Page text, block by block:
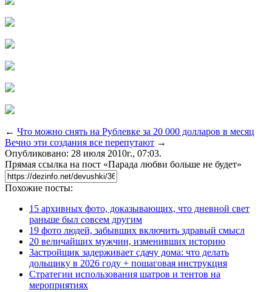
← Что можно снять на Рублевке за 20 000 долларов в месяц
Вечно эти создания все перепутают →
Опубликовано: 28 июля 2010г., 07:03.
Прямая ссылка на пост «Парада любви больше не будет»
Похожие посты:
15 архивных фото, доказывающих, что дневной свет
раньше был совсем другим
19 фото людей, забывших включить здравый смысл
20 величайших мужчин, изменивших историю
Застройщик задерживает сдачу дома: что делать
дольщику в 2026 году + пошаговая инструкция
Стратегии использования шатров и тентов на
мероприятиях